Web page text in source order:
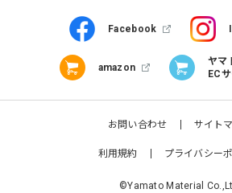
Facebook
amazon
ヤマ
EC
お問い合わせ サイト
利用規約 プライバシー
©Yamato Material